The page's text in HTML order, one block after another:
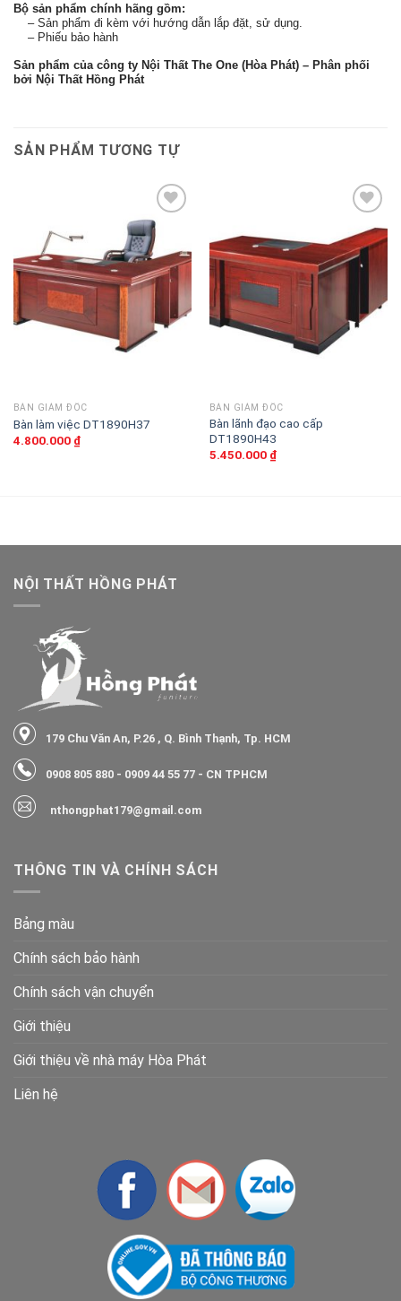
Bộ sản phẩm chính hãng gồm:
– Sản phẩm đi kèm với hướng dẫn lắp đặt, sử dụng.
– Phiếu bảo hành
Sản phẩm của công ty Nội Thất The One (Hòa Phát) – Phân phối
bởi Nội Thất Hồng Phát
SẢN PHẨM TƯƠNG TỰ
Thêm
phẩm
yêu
thích
BÀN GIÁM ĐỐC
Bàn làm việc DT1890H37
4.800.000 ₫
Thêm
vào
sản
phẩm
yêu
BÀN GIÁM ĐỐC
Bàn lãnh đạo cao cấp
DT1890H43
5.450.000 ₫
NỘI THẤT HỒNG PHÁT
179 Chu Văn An, P.26 , Q. Bình Thạnh, Tp. HCM
0908 805 880 - 0909 44 55 77 - CN TPHCM
nthongphat179@gmail.com
THÔNG TIN VÀ CHÍNH SÁCH
Bảng màu
Chính sách bảo hành
Chính sách vận chuyển
Giới thiệu
Giới thiệu về nhà máy Hòa Phát
Liên hệ